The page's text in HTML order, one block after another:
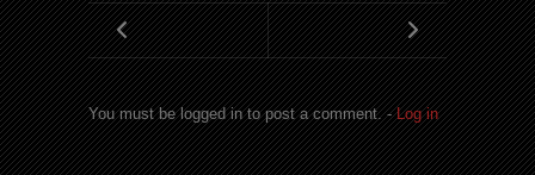
You must be logged in to post a comment. -Log in